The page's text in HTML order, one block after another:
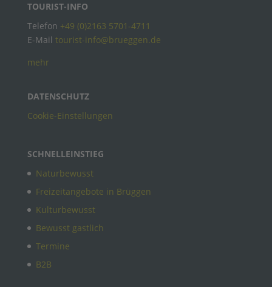
TOURIST-INFO
Telefon +49 (0)2163 5701-4711
E-Mail tourist-info@brueggen.de
mehr
DATENSCHUTZ
Cookie-Einstellungen
SCHNELLEINSTIEG
Naturbewusst
Freizeitangebote in Brüggen
Kulturbewusst
Bewusst gastlich
Termine
B2B